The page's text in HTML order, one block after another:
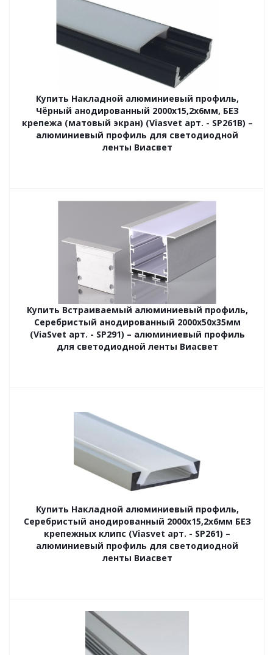
Купить Накладной алюминиевый профиль,
Чёрный анодированный 2000х15,2х6мм, БЕЗ
крепежа (матовый экран) (Viasvet арт. - SP261B) –
алюминиевый профиль для светодиодной
ленты Виасвет
Купить Встраиваемый алюминиевый профиль,
Серебристый анодированный 2000х50х35мм
(ViaSvet арт. - SP291) – алюминиевый профиль
для светодиодной ленты Виасвет
Купить Накладной алюминиевый профиль,
Серебристый анодированный 2000х15,2х6мм БЕЗ
крепежных клипс (Viasvet арт. - SP261) –
алюминиевый профиль для светодиодной
ленты Виасвет